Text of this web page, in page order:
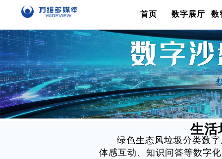
首页 数字展厅 数
生活
绿色生态风垃圾分类数
体感互动、知识问答等数字